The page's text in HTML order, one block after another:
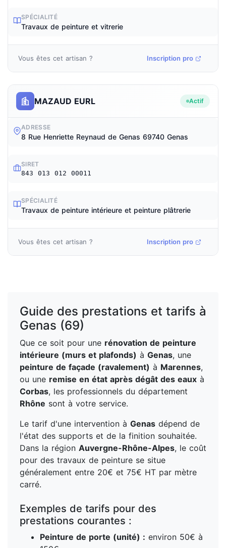
SPÉCIALITÉ
Travaux de peinture et vitrerie
Vous êtes cet artisan ? Inscription pro
MAZAUD EURL Actif
ADRESSE
8 Rue Henriette Reynaud de Genas 69740 Genas
SIRET
843 013 012 00011
SPÉCIALITÉ
Travaux de peinture intérieure et peinture plâtrerie
Vous êtes cet artisan ? Inscription pro
Guide des prestations et tarifs à
Genas (69)
Que ce soit pour une rénovation de peinture
intérieure (murs et plafonds) à Genas, une
peinture de façade (ravalement) à Marennes,
ou une remise en état après dégât des eaux à
Corbas, les professionnels du département
Rhône sont à votre service.
Le tarif d'une intervention à Genas dépend de
l'état des supports et de la finition souhaitée.
Dans la région Auvergne-Rhône-Alpes, le coût
pour des travaux de peinture se situe
généralement entre 20€ et 75€ HT par mètre
carré.
Exemples de tarifs pour des
prestations courantes :
Peinture de porte (unité) : environ 50€ à